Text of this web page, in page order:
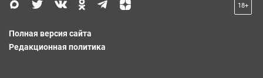
18+
Полная версия сайта
Редакционная политика